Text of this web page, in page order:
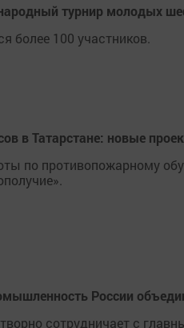
турнир молодых
более 100 участников.
в Татарстане: новые
по противопожарному
России
сотрудничает с